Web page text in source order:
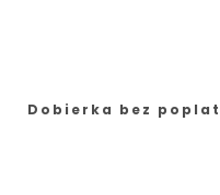
Dobierka bez